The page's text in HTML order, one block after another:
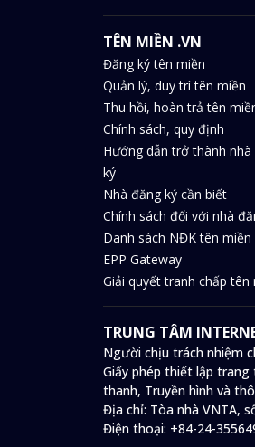
TÊN MIỀN .VN
Đăng ký tên miền
Quản lý, duy trì tên miền
Thu hồi, hoàn trả tên
Chính sách, quy định
Hướng dẫn trở thành nhà
ký
Nhà đăng ký cần biết
Chính sách đối với nhà
Danh sách NĐK tên miền
EPP Gateway
Giải quyết tranh chấp tên
TRUNG TÂM
Người chịu trách nhiệm
Giấy phép thiết lập
thanh, Truyền hình và
Địa chỉ: Tòa nhà VNTA,
Điện thoại: +84-24-